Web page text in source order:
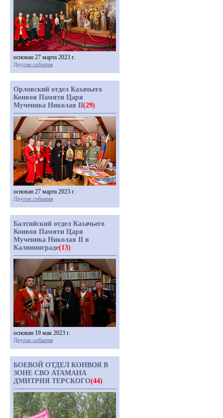
основан 27 марта 2023 г.
Другие события
Орловский отдел Казачьего
Конвоя Памяти Царя
Мученика Николая II(29)
основан 27 марта 2023 г.
Другие события
Балтийский отдел Казачьего
Конвоя Памяти Царя
Мученика Николая II в
Калининграде(13)
основан 19 мая 2023 г.
Другие события
БОЕВОЙ ОТДЕЛ КОНВОЯ В
ЗОНЕ СВО АТАМАНА
ДМИТРИЯ ТЕРСКОГО(44)